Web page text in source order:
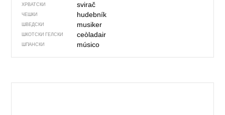
ХРВАТСКИ svirač
ЧЕШКИ hudebník
ШВЕДСКИ musiker
ШКОТСКИ ГЕЛСКИ ceòladair
ШПАНСКИ músico